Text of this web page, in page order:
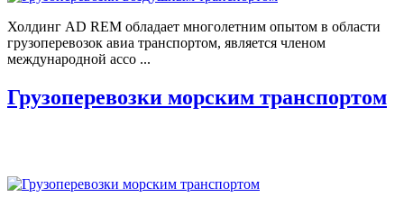
Холдинг AD REM обладает многолетним опытом в области
грузоперевозок авиа транспортом, является членом
международной ассо ...
Грузоперевозки морским транспортом